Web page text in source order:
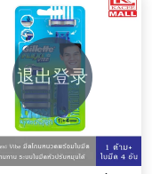
退出登录